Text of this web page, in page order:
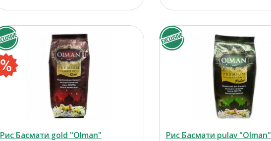
Рис Басмати gold "Olman" Рис Басмати pulav "Olman"